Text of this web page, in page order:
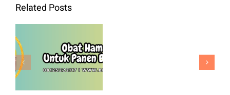
Related Posts
Obat Hama
Padi Untuk
Panen
Berkualitas